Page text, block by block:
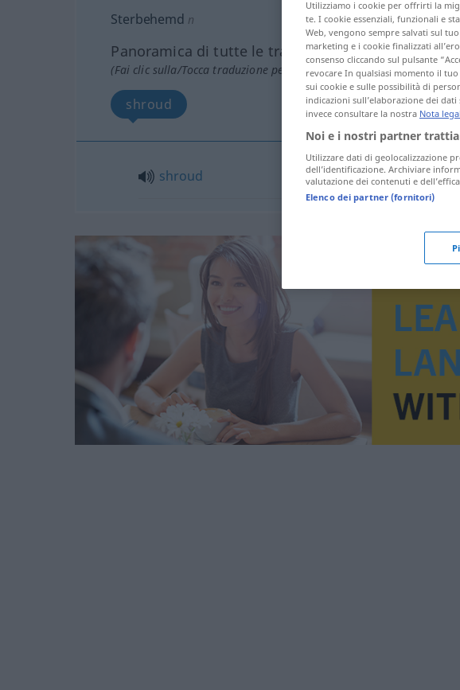
Sterbehemd n
Panoramica di tutte le traduzion
(Fai clic sulla/Tocca traduzione per maggiori dettagli)
shroud
shroud
Utilizziamo i cookie per offrirti la
te. I cookie essenziali, funzionali e
Web, vengono sempre salvati sul
marketing e i cookie finalizzati
consenso cliccando sul pulsante
revocare In qualsiasi momento il
sui cookie e sulle possibilità di
indicazioni sull’elaborazione dei
invece consultare la nostra Nota
Noi e i nostri partner
Utilizzare dati di geolocalizzazione
dell’identificazione. Archiviare
valutazione dei contenuti e
Elenco dei partner (fornitori)